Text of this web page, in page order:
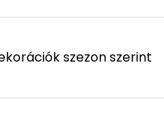
szezon szerint